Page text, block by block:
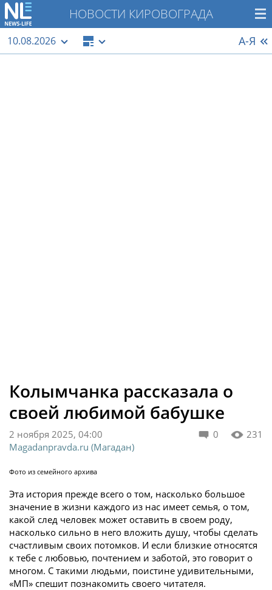
НОВОСТИ КИРОВОГРАДА
10.08.2026 А-Я
Колымчанка рассказала о
своей любимой бабушке
0 231
2 ноября 2025, 04:00
Magadanpravda.ru (Магадан)
Фото из семейного архива
Эта история прежде всего о том, насколько большое
значение в жизни каждого из нас имеет семья, о том,
какой след человек может оставить в своем роду,
насколько сильно в него вложить душу, чтобы сделать
счастливым своих потомков. И если близкие относятся
к тебе с любовью, почтением и заботой, это говорит о
многом. С такими людьми, поистине удивительными,
«МП» спешит познакомить своего читателя.